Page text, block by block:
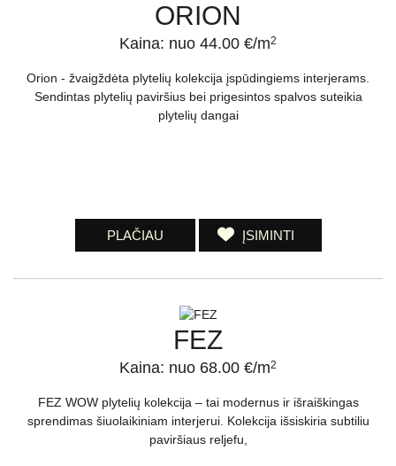
ORION
Kaina: nuo 44.00 €/m2
Orion - žvaigždėta plytelių kolekcija įspūdingiems interjerams.
Sendintas plytelių paviršius bei prigesintos spalvos suteikia
plytelių dangai
PLAČIAU ĮSIMINTI
FEZ
Kaina: nuo 68.00 €/m2
FEZ WOW plytelių kolekcija – tai modernus ir išraiškingas
sprendimas šiuolaikiniam interjerui. Kolekcija išsiskiria subtiliu
paviršiaus reljefu,